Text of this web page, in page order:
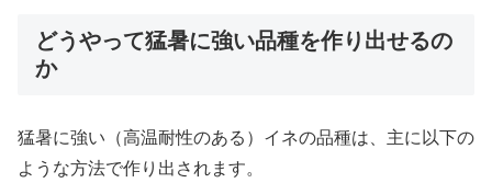
どうやって猛暑に強い品種を作り出せるの
か
猛暑に強い（高温耐性のある）イネの品種は、主に以下の
ような方法で作り出されます。